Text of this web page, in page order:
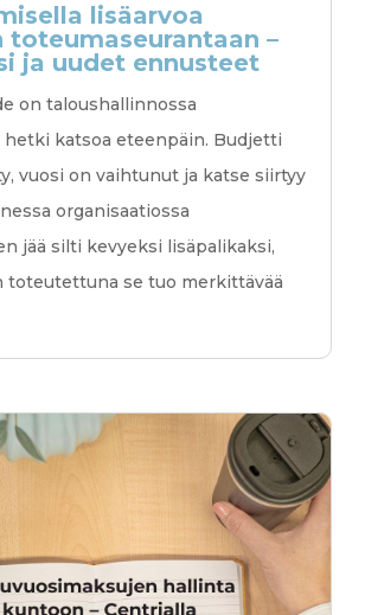
lisäarvoa
toteumaseurantaan –
ja uudet ennusteet
on taloushallinnossa
katsoa eteenpäin. Budjetti
vuosi on vaihtunut ja katse siirtyy
organisaatiossa
jää silti kevyeksi lisäpalikaksi,
toteutettuna se tuo merkittävää